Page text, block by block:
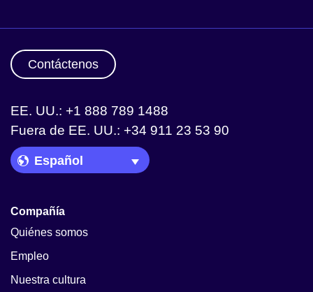
Contáctenos
EE. UU.: +1 888 789 1488
Fuera de EE. UU.: +34 911 23 53 90
Language Picker
Compañía
Quiénes somos
Empleo
Nuestra cultura